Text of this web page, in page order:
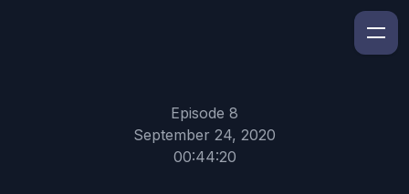
Episode 8
September 24, 2020
00:44:20